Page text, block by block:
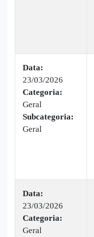
Data:
23/03/2026
Categoria:
Geral
Subcategoria:
Geral
Data:
23/03/2026
Categoria:
Geral